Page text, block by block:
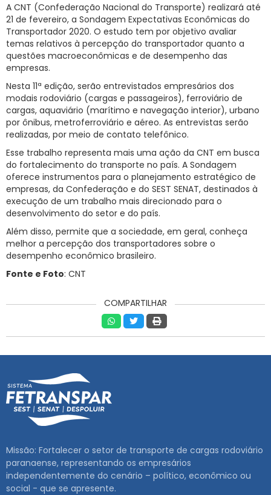
RNTRC
CONTATO
A CNT (Confederação Nacional do Transporte) realizará até
21 de fevereiro, a Sondagem Expectativas Econômicas do
Transportador 2020. O estudo tem por objetivo avaliar
temas relativos à percepção do transportador quanto a
questões macroeconômicas e de desempenho das
empresas.
Nesta 11ª edição, serão entrevistados empresários dos
modais rodoviário (cargas e passageiros), ferroviário de
cargas, aquaviário (marítimo e navegação interior), urbano
por ônibus, metroferroviário e aéreo. As entrevistas serão
realizadas, por meio de contato telefônico.
Esse trabalho representa mais uma ação da CNT em busca
do fortalecimento do transporte no país. A Sondagem
oferece instrumentos para o planejamento estratégico de
empresas, da Confederação e do SEST SENAT, destinados à
execução de um trabalho mais direcionado para o
desenvolvimento do setor e do país.
Além disso, permite que a sociedade, em geral, conheça
melhor a percepção dos transportadores sobre o
desempenho econômico brasileiro.
Fonte e Foto: CNT
COMPARTILHAR
Missão: Fortalecer o setor de transporte de cargas rodoviário
paranaense, representando os empresários
independentemente do cenário – político, econômico ou
social - que se apresente.